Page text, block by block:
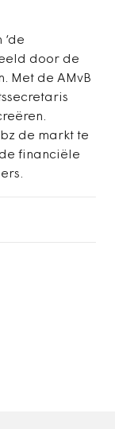
door de
Met de AMvB
de markt te
financiële